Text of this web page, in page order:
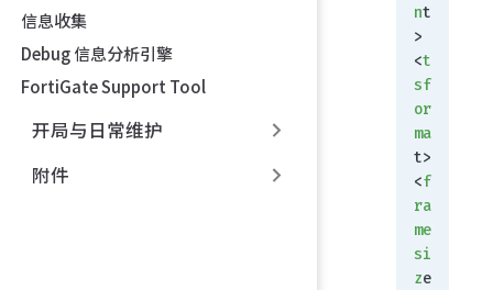
信息收集
Debug 信息分析引擎
FortiGate Support Tool
开局与日常维护
附件
nt
>
<t
sf
or
ma
t>
<f
ra
me
si
ze